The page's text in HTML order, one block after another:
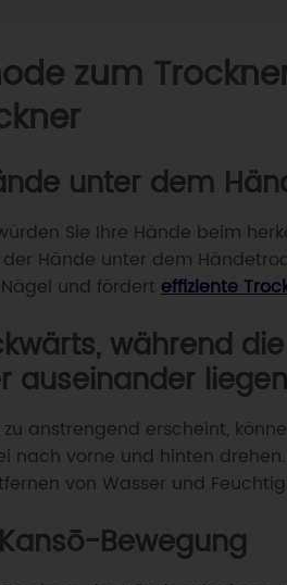
zum
unter dem
Sie Ihre Hände beim
Hände unter dem
und fördert effiziente
während
auseinander liegen
anstrengend erscheint,
nach vorne und hinten
von Wasser und
Bewegung